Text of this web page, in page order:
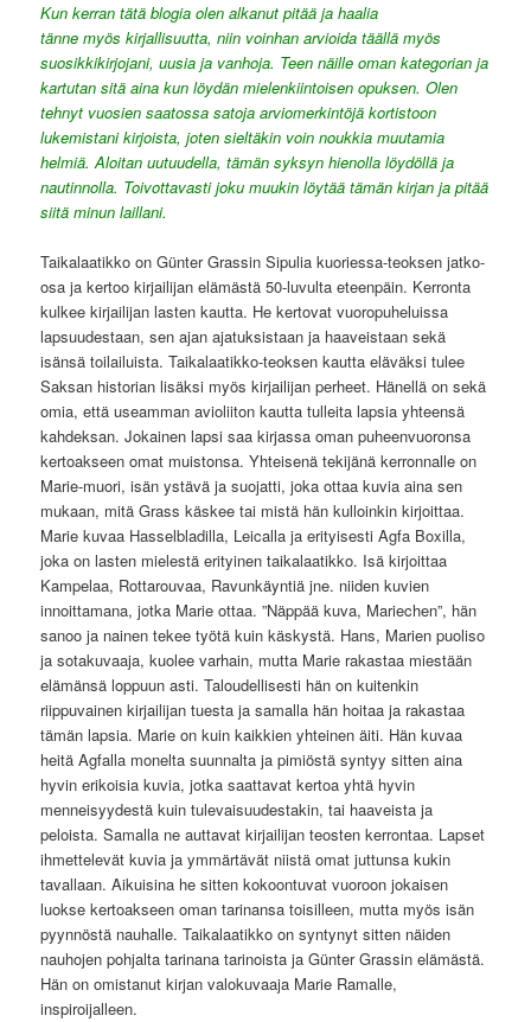
Kun kerran tätä blogia olen alkanut pitää ja haalia
tänne myös kirjallisuutta, niin voinhan arvioida täällä myös
suosikkikirjojani, uusia ja vanhoja. Teen näille oman kategorian ja
kartutan sitä aina kun löydän mielenkiintoisen opuksen. Olen
tehnyt vuosien saatossa satoja arviomerkintöjä kortistoon
lukemistani kirjoista, joten sieltäkin voin noukkia muutamia
helmiä. Aloitan uutuudella, tämän syksyn hienolla löydöllä ja
nautinnolla. Toivottavasti joku muukin löytää tämän kirjan ja pitää
siitä minun laillani.
Taikalaatikko on Günter Grassin Sipulia kuoriessa-teoksen jatko-
osa ja kertoo kirjailijan elämästä 50-luvulta eteenpäin. Kerronta
kulkee kirjailijan lasten kautta. He kertovat vuoropuheluissa
lapsuudestaan, sen ajan ajatuksistaan ja haaveistaan sekä
isänsä toilailuista. Taikalaatikko-teoksen kautta eläväksi tulee
Saksan historian lisäksi myös kirjailijan perheet. Hänellä on sekä
omia, että useamman avioliiton kautta tulleita lapsia yhteensä
kahdeksan. Jokainen lapsi saa kirjassa oman puheenvuoronsa
kertoakseen omat muistonsa. Yhteisenä tekijänä kerronnalle on
Marie-muori, isän ystävä ja suojatti, joka ottaa kuvia aina sen
mukaan, mitä Grass käskee tai mistä hän kulloinkin kirjoittaa.
Marie kuvaa Hasselbladilla, Leicalla ja erityisesti Agfa Boxilla,
joka on lasten mielestä erityinen taikalaatikko. Isä kirjoittaa
Kampelaa, Rottarouvaa, Ravunkäyntiä jne. niiden kuvien
innoittamana, jotka Marie ottaa. ”Näppää kuva, Mariechen”, hän
sanoo ja nainen tekee työtä kuin käskystä. Hans, Marien puoliso
ja sotakuvaaja, kuolee varhain, mutta Marie rakastaa miestään
elämänsä loppuun asti. Taloudellisesti hän on kuitenkin
riippuvainen kirjailijan tuesta ja samalla hän hoitaa ja rakastaa
tämän lapsia. Marie on kuin kaikkien yhteinen äiti. Hän kuvaa
heitä Agfalla monelta suunnalta ja pimiöstä syntyy sitten aina
hyvin erikoisia kuvia, jotka saattavat kertoa yhtä hyvin
menneisyydestä kuin tulevaisuudestakin, tai haaveista ja
peloista. Samalla ne auttavat kirjailijan teosten kerrontaa. Lapset
ihmettelevät kuvia ja ymmärtävät niistä omat juttunsa kukin
tavallaan. Aikuisina he sitten kokoontuvat vuoroon jokaisen
luokse kertoakseen oman tarinansa toisilleen, mutta myös isän
pyynnöstä nauhalle. Taikalaatikko on syntynyt sitten näiden
nauhojen pohjalta tarinana tarinoista ja Günter Grassin elämästä.
Hän on omistanut kirjan valokuvaaja Marie Ramalle,
inspiroijalleen.